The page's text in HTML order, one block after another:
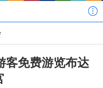
客免费游览布达